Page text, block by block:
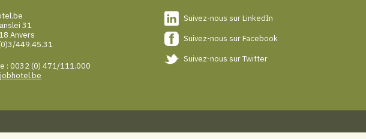
31
Anvers
449.45.31
: 0032 (0) 471/111.000
Suivez-nous sur LinkedIn
Suivez-nous sur Facebook
Suivez-nous sur Twitter